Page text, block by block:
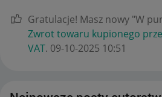
Gratulacje! Masz nowy "W
Zwrot towaru kupionego
VAT. ‎09-10-2025 10:51